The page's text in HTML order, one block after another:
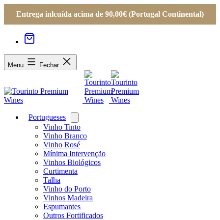
Entrega inlcuída acima de 90,00€ (Portugal Continental)
Menu Fechar
Portugueses
menu
Vinho Tinto
Vinho Branco
Vinho Rosé
Mínima Intervenção
Vinhos Biológicos
Curtimenta
Talha
Vinho do Porto
Vinhos Madeira
Espumantes
Outros Fortificados